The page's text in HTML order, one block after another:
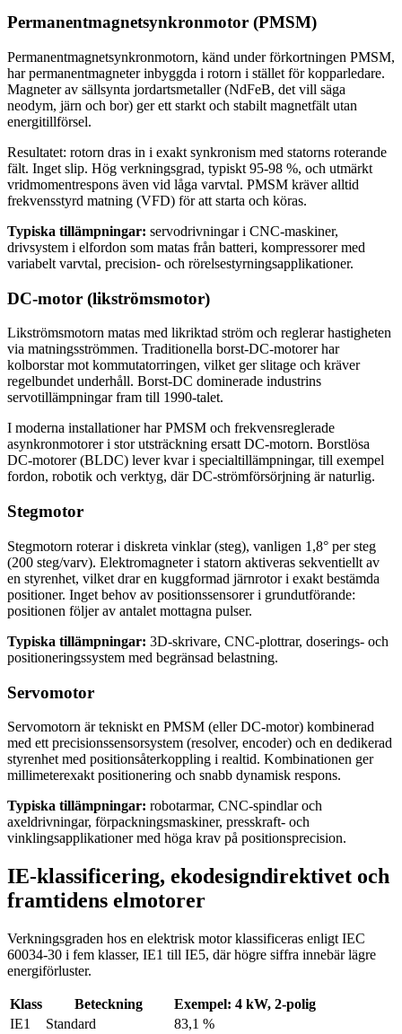
Permanentmagnetsynkronmotor (PMSM)
Permanentmagnetsynkronmotorn, känd under förkortningen PMSM,
har permanentmagneter inbyggda i rotorn i stället för kopparledare.
Magneter av sällsynta jordartsmetaller (NdFeB, det vill säga
neodym, järn och bor) ger ett starkt och stabilt magnetfält utan
energitillförsel.
Resultatet: rotorn dras in i exakt synkronism med statorns roterande
fält. Inget slip. Hög verkningsgrad, typiskt 95-98 %, och utmärkt
vridmomentrespons även vid låga varvtal. PMSM kräver alltid
frekvensstyrd matning (VFD) för att starta och köras.
Typiska tillämpningar: servodrivningar i CNC-maskiner,
drivsystem i elfordon som matas från batteri, kompressorer med
variabelt varvtal, precision- och rörelsestyrningsapplikationer.
DC-motor (likströmsmotor)
Likströmsmotorn matas med likriktad ström och reglerar hastigheten
via matningsströmmen. Traditionella borst-DC-motorer har
kolborstar mot kommutatorringen, vilket ger slitage och kräver
regelbundet underhåll. Borst-DC dominerade industrins
servotillämpningar fram till 1990-talet.
I moderna installationer har PMSM och frekvensreglerade
asynkronmotorer i stor utsträckning ersatt DC-motorn. Borstlösa
DC-motorer (BLDC) lever kvar i specialtillämpningar, till exempel
fordon, robotik och verktyg, där DC-strömförsörjning är naturlig.
Stegmotor
Stegmotorn roterar i diskreta vinklar (steg), vanligen 1,8° per steg
(200 steg/varv). Elektromagneter i statorn aktiveras sekventiellt av
en styrenhet, vilket drar en kuggformad järnrotor i exakt bestämda
positioner. Inget behov av positionssensorer i grundutförande:
positionen följer av antalet mottagna pulser.
Typiska tillämpningar: 3D-skrivare, CNC-plottrar, doserings- och
positioneringssystem med begränsad belastning.
Servomotor
Servomotorn är tekniskt en PMSM (eller DC-motor) kombinerad
med ett precisionssensorsystem (resolver, encoder) och en dedikerad
styrenhet med positionsåterkoppling i realtid. Kombinationen ger
millimeterexakt positionering och snabb dynamisk respons.
Typiska tillämpningar: robotarmar, CNC-spindlar och
axeldrivningar, förpackningsmaskiner, presskraft- och
vinklingsapplikationer med höga krav på positionsprecision.
IE-klassificering, ekodesigndirektivet och
framtidens elmotorer
Verkningsgraden hos en elektrisk motor klassificeras enligt IEC
60034-30 i fem klasser, IE1 till IE5, där högre siffra innebär lägre
energiförluster.
Klass Beteckning
Exempel: 4 kW, 2-polig
IE1
Standard 83,1 %